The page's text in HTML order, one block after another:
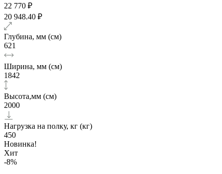
22 770 ₽
20 948.40 ₽
Глубина, мм (см)
621
Ширина, мм (см)
1842
Высота,мм (см)
2000
Нагрузка на полку, кг (кг)
450
Новинка!
Хит
-8%